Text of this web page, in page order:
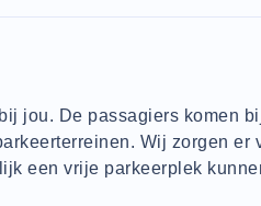
jou. De passagiers komen
Wij zorgen er
een vrije parkeerplek